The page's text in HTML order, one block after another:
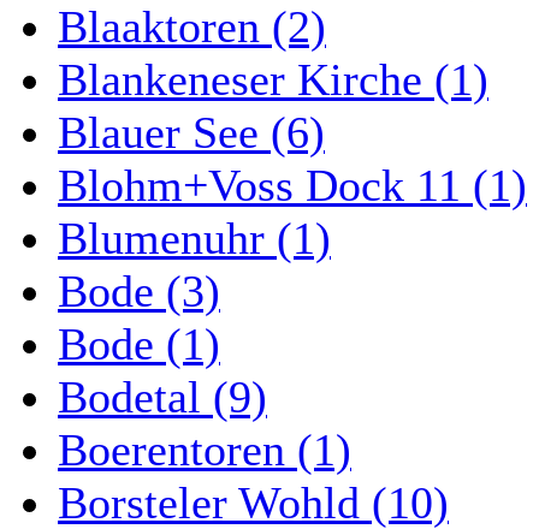
Blaaktoren (2)
Blankeneser Kirche (1)
Blauer See (6)
Blohm+Voss Dock 11 (1)
Blumenuhr (1)
Bode (3)
Bode (1)
Bodetal (9)
Boerentoren (1)
Borsteler Wohld (10)